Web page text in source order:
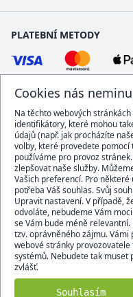
Cookies nás
Na těchto webových
identifikátory, které mohou
údajů (např. jak procházíte
volby, které provedete
používáme pro provoz
zlepšovat naše služby.
Vašich preferencí. Pro
potřeba Váš souhlas. Svůj
Upravit nastavení. V případě,
odvoláte, nebudeme Vám
se Vám bude méně
tzv. oprávněného zájmu.
webové stránky
systémů. Nebudete tak muset
zvlášť.
Souhlasím
PLATEBNÍ METODY
DOPRAVCI
BEZPEČNÝ OBCHOD